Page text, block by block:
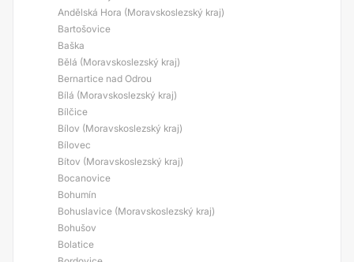
Andělská Hora (Moravskoslezský kraj)
Bartošovice
Baška
Bělá (Moravskoslezský kraj)
Bernartice nad Odrou
Bílá (Moravskoslezský kraj)
Bílčice
Bílov (Moravskoslezský kraj)
Bílovec
Bítov (Moravskoslezský kraj)
Bocanovice
Bohumín
Bohuslavice (Moravskoslezský kraj)
Bohušov
Bolatice